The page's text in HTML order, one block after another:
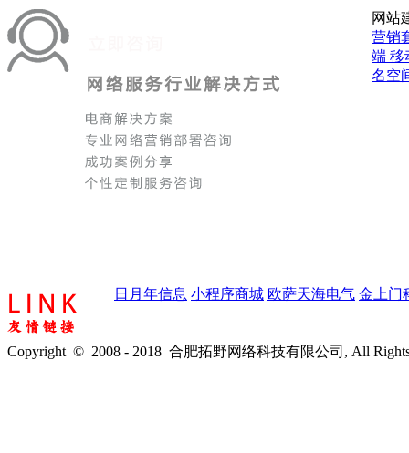
网站
营销
端 移
名空
日月年信息 小程序商城 欧萨天海电气 金上门
Copyright © 2008 - 2018 合肥拓野网络科技有限公司, All